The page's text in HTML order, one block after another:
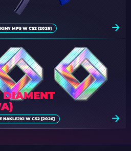
MP5 W CS2 [2026]
DIAMENT
NAKLEJKI W CS2 [2026]